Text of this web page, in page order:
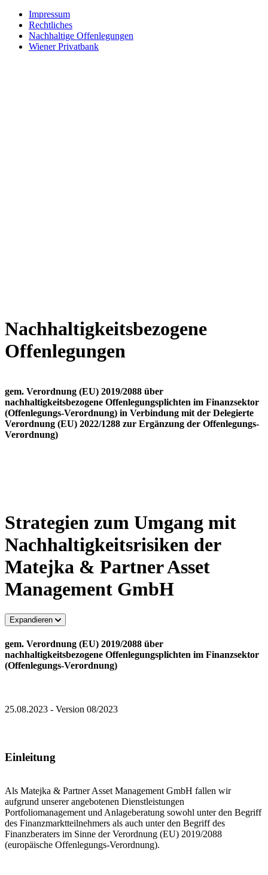
Impressum
Rechtliches
Nachhaltige Offenlegungen
Wiener Privatbank
Nachhaltigkeitsbezogene
Offenlegungen
gem. Verordnung (EU) 2019/2088 über
nachhaltigkeitsbezogene Offenlegungsplichten im Finanzsektor
(Offenlegungs-Verordnung) in Verbindung mit der Delegierte
Verordnung (EU) 2022/1288 zur Ergänzung der Offenlegungs-
Verordnung)
Strategien zum Umgang mit
Nachhaltigkeitsrisiken der
Matejka & Partner Asset
Management GmbH
Expandieren
gem. Verordnung (EU) 2019/2088 über
nachhaltigkeitsbezogene Offenlegungsplichten im Finanzsektor
(Offenlegungs-Verordnung)
25.08.2023 - Version 08/2023
Einleitung
Als Matejka & Partner Asset Management GmbH fallen wir
aufgrund unserer angebotenen Dienstleistungen
Portfoliomanagement und Anlageberatung sowohl unter den Begriff
des Finanzmarktteilnehmers als auch unter den Begriff des
Finanzberaters im Sinne der Verordnung (EU) 2019/2088
(europäische Offenlegungs-Verordnung).